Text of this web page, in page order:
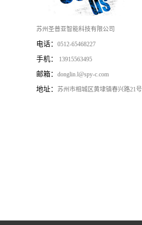
苏州圣普亚智能科技有限公司
电话： 0512-65468227
手机： 13915563495
邮箱： donglin.l@spy-c.com
地址： 苏州市相城区黄埭镇春兴路21号